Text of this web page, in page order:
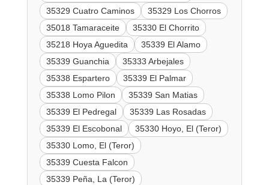
35329 Cuatro Caminos
35329 Los Chorros
35018 Tamaraceite
35330 El Chorrito
35218 Hoya Aguedita
35339 El Alamo
35339 Guanchia
35333 Arbejales
35338 Espartero
35339 El Palmar
35338 Lomo Pilon
35339 San Matias
35339 El Pedregal
35339 Las Rosadas
35339 El Escobonal
35330 Hoyo, El (Teror)
35330 Lomo, El (Teror)
35339 Cuesta Falcon
35339 Peña, La (Teror)